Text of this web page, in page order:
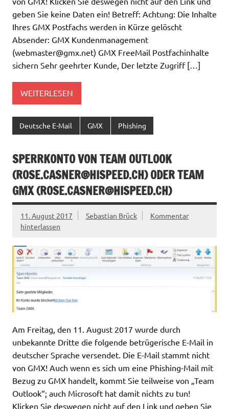
geben Sie keine Daten ein! Betreff: Achtung: Die Inhalte
Ihres GMX Postfachs werden in Kürze gelöscht
Absender: GMX Kundenmanagement
(webmaster@gmx.net) GMX FreeMail Postfachinhalte
sichern Sehr geehrter Kunde, Der letzte Zugriff […]
WEITERLESEN
Deutsche E-Mail GMX Phishing
SPERRKONTO VON TEAM OUTLOOK
(ROSE.CASNER@HISPEED.CH) ODER TEAM
GMX (ROSE.CASNER@HISPEED.CH)
11. August 2017 Sebastian Brück
Kommentar
hinterlassen
Am Freitag, den 11. August 2017 wurde durch
unbekannte Dritte die folgende betrügerische E-Mail in
deutscher Sprache versendet. Die E-Mail stammt nicht
von GMX! Auch wenn es sich um eine Phishing-Mail mit
Bezug zu GMX handelt, kommt Sie teilweise von „Team
Outlook“; auch Microsoft hat damit nichts zu tun!
Klicken Sie deswegen nicht auf den Link und geben Sie